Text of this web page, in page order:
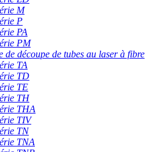
M
P
PA
PM
de découpe de tubes au laser à fibre
TA
TD
TE
TH
THA
TIV
TN
TNA